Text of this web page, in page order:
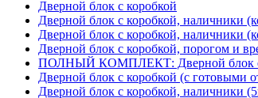
Дверной блок с коробкой
Дверной блок с коробкой, наличники
Дверной блок с коробкой, наличники
Дверной блок с коробкой, порогом и
ПОЛНЫЙ КОМПЛЕКТ: Дверной блок с
Дверной блок с коробкой (с готовыми
Дверной блок с коробкой, наличники